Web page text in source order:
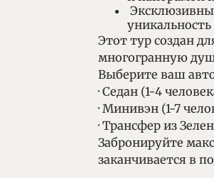
Этот тур создан
многогранную
Выберите ваш
· Седан (1-4
· Минивэн (1-7
· Трансфер из
Забронируйте
заканчивается в